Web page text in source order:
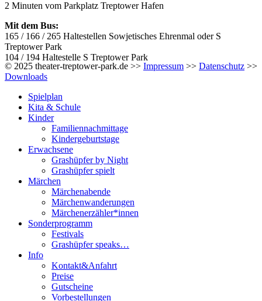
2 Minuten vom Parkplatz Treptower Hafen
Mit dem Bus:
165 / 166 / 265 Haltestellen Sowjetisches Ehrenmal oder S
Treptower Park
104 / 194 Haltestelle S Treptower Park
© 2025 theater-treptower-park.de >> Impressum >> Datenschutz >>
Downloads
Spielplan
Kita & Schule
Kinder
Familiennachmittage
Kindergeburtstage
Erwachsene
Grashüpfer by Night
Grashüpfer spielt
Märchen
Märchenabende
Märchenwanderungen
Märchenerzähler*innen
Sonderprogramm
Festivals
Grashüpfer speaks…
Info
Kontakt&Anfahrt
Preise
Gutscheine
Vorbestellungen